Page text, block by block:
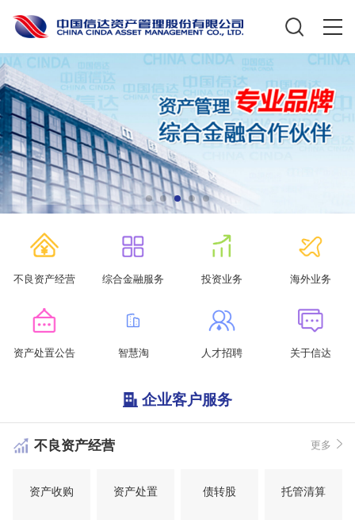
不良资产经营 综合金融服务 投资业务 海外业务
资产处置公告 智慧淘 人才招聘 关于信达
企业客户服务
不良资产经营 更多
资产收购 资产处置 债转股 托管清算